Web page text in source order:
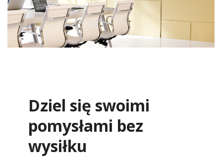
Dziel się swoimi
pomysłami bez
wysiłku